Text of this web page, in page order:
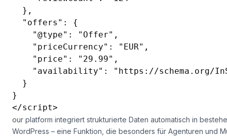
    "reviewCount": "124"
  },
  "offers": {
    "@type": "Offer",
    "priceCurrency": "EUR",
    "price": "29.99",
"availability": "https://schema.org/
  }
}
</script>
our platform integriert strukturierte Daten automatisch in